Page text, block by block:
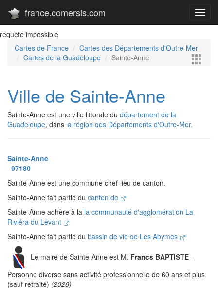
requete impossible
france.comersis.com
Cartes de France
Cartes des Départements d'Outre-Mer
Cartes de la Guadeloupe
Sainte-Anne
Ville de Sainte-Anne
Sainte-Anne est une ville littorale du département de la
Guadeloupe, dans la région des Départements d'Outre-Mer.
Sainte-Anne
97180
Sainte-Anne est une commune chef-lieu de canton.
Sainte-Anne fait partie du canton de
Sainte-Anne adhère à la la communauté d'agglomération La
Riviéra du Levant
Sainte-Anne fait partie du bassin de vie de Les Abymes
Le maire de Sainte-Anne est M. Francs BAPTISTE -
Personne diverse sans activité professionnelle de 60 ans et plus
(sauf retraité) (2026)